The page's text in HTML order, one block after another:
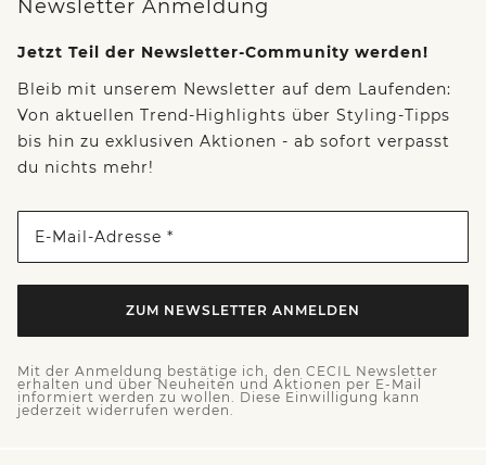
Newsletter Anmeldung
Jetzt Teil der Newsletter-Community werden!
Bleib mit unserem Newsletter auf dem Laufenden:
Von aktuellen Trend-Highlights über Styling-Tipps
bis hin zu exklusiven Aktionen - ab sofort verpasst
du nichts mehr!
E-Mail-Adresse *
ZUM NEWSLETTER ANMELDEN
Mit der Anmeldung bestätige ich, den CECIL Newsletter
erhalten und über Neuheiten und Aktionen per E-Mail
informiert werden zu wollen. Diese Einwilligung kann
jederzeit widerrufen werden.